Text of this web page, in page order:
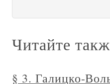
Читайте
§ 3. Галицко-